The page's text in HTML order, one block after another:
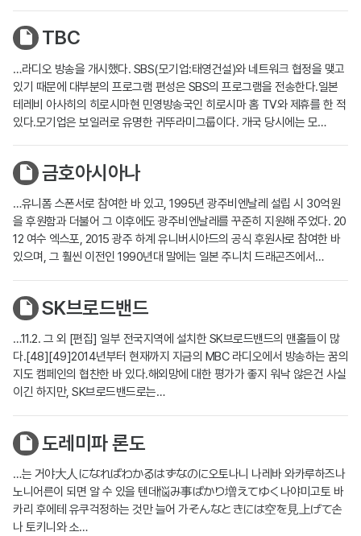
TBC
…라디오 방송을 개시했다. SBS(모기업:태영건설)와 네트워크 협정을 맺고
있기 때문에 대부분의 프로그램 편성은 SBS의 프로그램을 전송한다.일본
테레비 아사히의 히로시마현 민영방송국인 히로시마 홈 TV와 제휴를 한 적
있다.모기업은 보일러로 유명한 귀뚜라미그룹이다. 개국 당시에는 모…
금호아시아나
…유니폼 스폰서로 참여한 바 있고, 1995년 광주비엔날레 설립 시 30억원
을 후원함과 더불어 그 이후에도 광주비엔날레를 꾸준히 지원해 주었다. 20
12 여수 엑스포, 2015 광주 하계 유니버시아드의 공식 후원사로 참여한 바
있으며, 그 훨씬 이전인 1990년대 말에는 일본 주니치 드래곤즈에서…
SK브로드밴드
…11.2. 그 외 [편집] 일부 전국지역에 설치한 SK브로드밴드의 맨홀들이 많
다.[48][49]2014년부터 현재까지 지금의 MBC 라디오에서 방송하는 꿈의
지도 캠페인의 협찬한 바 있다.해외망에 대한 평가가 좋지 워낙 않은건 사실
이긴 하지만, SK브로드밴드로는…
도레미파 론도
…는 거야大人になればわかるはずなのに오토나니 나레바 와카루하즈나
노니어른이 되면 알 수 있을 텐데悩み事ばかり増えてゆく나야미고토 바
카리 후에테 유쿠걱정하는 것만 늘어 가そんなときには空を見上げて손
나 토키니와 소…